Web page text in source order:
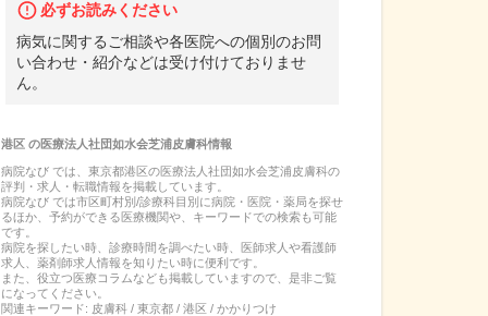
必ずお読みください
病気に関するご相談や各医院への個別のお問
い合わせ・紹介などは受け付けておりませ
ん。
港区の医療法人社団如水会芝浦皮膚科情報
病院なび では、 東京都港区の医療法人社団如水会芝浦皮膚科の
評判・求人・転職情報を掲載しています。
病院なび では市区町村別/診療科目別に病院・医院・薬局を探せ
るほか、予約ができる医療機関や、キーワードでの検索も可能
です。
病院を探したい時、診療時間を調べたい時、医師求人や看護師
求人、薬剤師求人情報を知りたい時に便利です。
また、役立つ医療コラムなども掲載していますので、是非ご覧
になってください。
関連キーワード: 皮膚科 / 東京都 / 港区 / かかりつけ